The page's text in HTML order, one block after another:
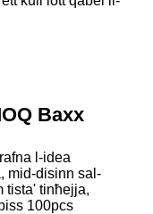
Baxx
l-idea
mid-disinn sal-
tista' tinħejja,
100pcs